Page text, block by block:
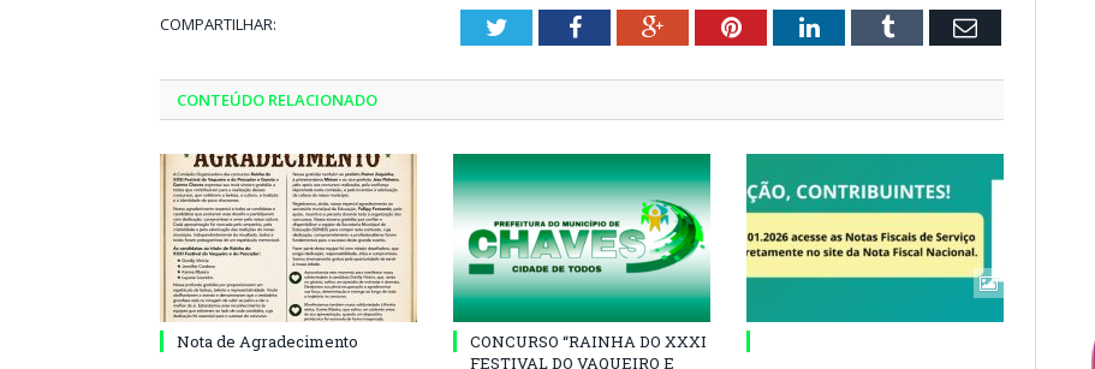
COMPARTILHAR: TwitterFacebookGoogle+PinterestLinkedInTumblr Email
CONTEÚDO RELACIONADO
Nota de Agradecimento
CONCURSO “RAINHA DO XXXI
FESTIVAL DO VAQUEIRO E